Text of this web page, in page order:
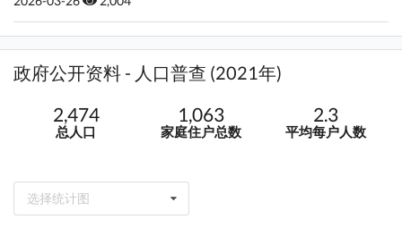
政府公开资料 - 人口普查 (2021年)
2,474
总人口
1,063
家庭住户总数
2.3
平均每户人数
选择统计图